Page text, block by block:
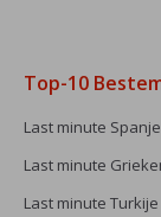
Top-10
Last minute Spanje
Last minute
Last minute Turkije